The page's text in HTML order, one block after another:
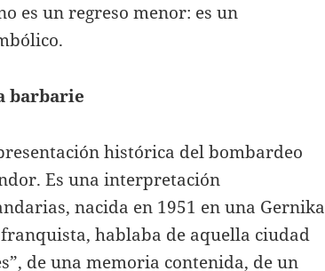
es un regreso menor: es un
barbarie
histórica del bombardeo
Es una interpretación
nacida en 1951 en una Gernika
hablaba de aquella ciudad
de una memoria contenida, de un